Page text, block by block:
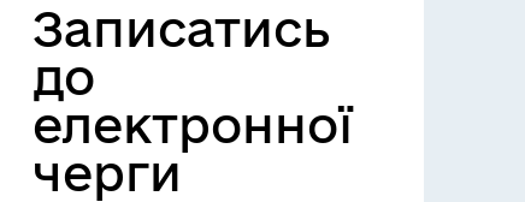
Записатись
до
електронної
черги